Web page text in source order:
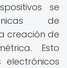
se
de
creación de
Esto